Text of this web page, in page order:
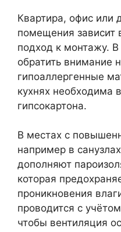
Квартира, офис или
помещения зависит
подход к монтажу.
обратить внимание
гипоаллергенные
кухнях необходима
гипсокартона.
В местах с
например в
дополняют
которая
проникновения
проводится с
чтобы вентиляция